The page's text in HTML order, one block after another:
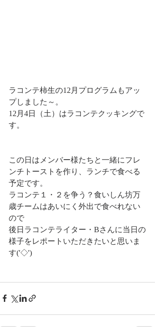
ラコンテ柿生の12月プログラムもアッ
プしました～。
12月4日（土）はラコンテクッキングで
す。
この日はメンバー様たちと一緒にフレ
ンチトーストを作り、ランチで食べる
予定です。
ラコンテ１・２を争う？食いしん坊万
歳チームはあいにく外出で食べれない
ので
後日ラコンテライター・Bさんに当日の
様子をレポートいただきたいと思いま
す('◇')ゞ